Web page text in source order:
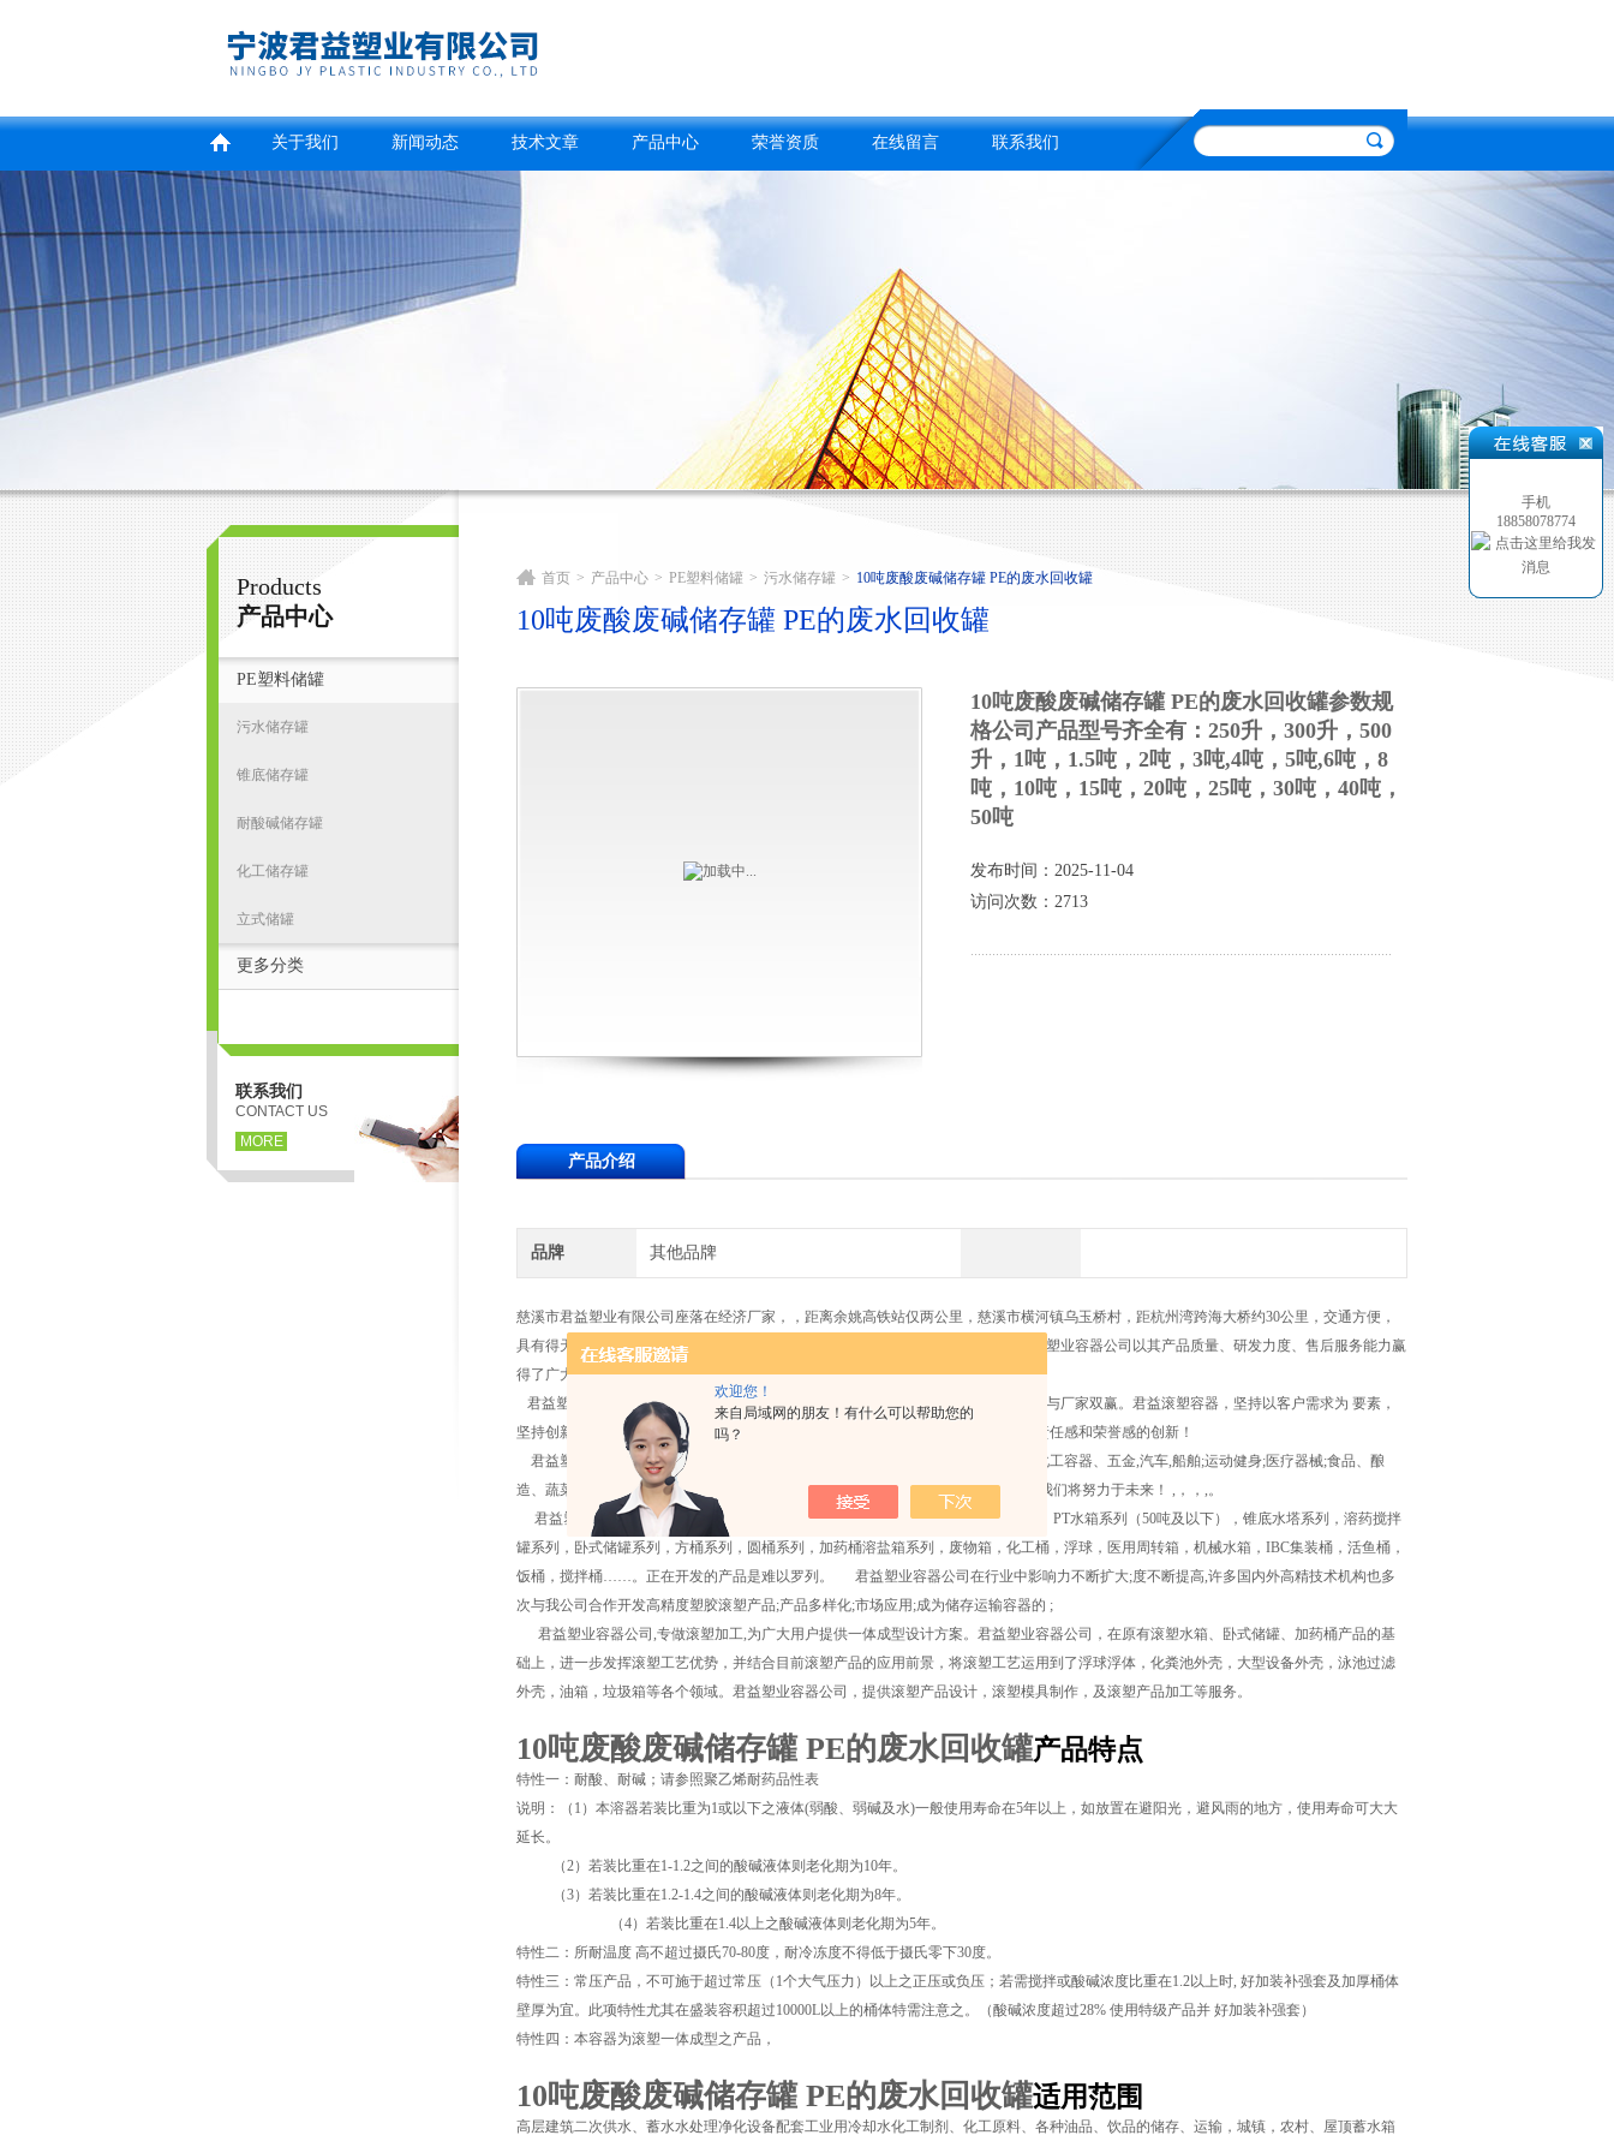
欢迎您！
来自局域网的朋友！有什么可以帮助您的
吗？
宁波君益塑业有限公司
关于我们 新闻动态 技术文章 产品中心 荣誉资质 在线留言 联系我们
Products
产品中心
PE塑料储罐
污水储存罐
锥底储存罐
耐酸碱储存罐
化工储存罐
立式储罐
更多分类
联系我们
CONTACT US
MORE
首页 > 产品中心 > PE塑料储罐 > 污水储存罐 > 10吨废酸废碱储存罐 PE的废水回收罐
10吨废酸废碱储存罐 PE的废水回收罐
10吨废酸废碱储存罐 PE的废水回收罐参数规
格公司产品型号齐全有：250升，300升，500
升，1吨，1.5吨，2吨，3吨,4吨，5吨,6吨，8
吨，10吨，15吨，20吨，25吨，30吨，40吨，
50吨
发布时间：2025-11-04
访问次数：2713
产品介绍
品牌 其他品牌
慈溪市君益塑业有限公司座落在经济厂家，，距离余姚高铁站仅两公里，慈溪市横河镇乌玉桥村，距杭州湾跨海大桥约30公里，交通方便，
具有得天独厚的地理优势。,公司引进欧洲 早的滚塑工艺和技术,自身实力雄厚，君益塑业容器公司以其产品质量、研发力度、售后服务能力赢
得了广大用户的信任。
君益塑业正致力于进一步开发新产品，致力于中国滚塑行业的世界化，致力于客户与厂家双赢。君益滚塑容器，坚持以客户需求为 要素，
坚持创新，不仅是产品的创新，是服务于该行业的创新，也是一种对于滚塑行业的责任感和荣誉感的创新！
君益塑业容器公司产品应用于高层建筑二次供水、蓄水、水处理、环保、电子、化工容器、五金,汽车,船舶;运动健身;医疗器械;食品、酿
造、蔬菜腌制冷冻、温室.园艺浇灌、纺织印染等众多行业。感谢广大用户的信赖，我们将努力于未来！ ,，，,。
君益塑业容器公司现有产品包括：浮球浮体系列，泳池过滤外壳，滚塑油箱系列，PT水箱系列（50吨及以下），锥底水塔系列，溶药搅拌
罐系列，卧式储罐系列，方桶系列，圆桶系列，加药桶溶盐箱系列，废物箱，化工桶，浮球，医用周转箱，机械水箱，IBC集装桶，活鱼桶，
饭桶，搅拌桶……。正在开发的产品是难以罗列。 君益塑业容器公司在行业中影响力不断扩大;度不断提高,许多国内外高精技术机构也多
次与我公司合作开发高精度塑胶滚塑产品;产品多样化;市场应用;成为储存运输容器的 ;
君益塑业容器公司,专做滚塑加工,为广大用户提供一体成型设计方案。君益塑业容器公司，在原有滚塑水箱、卧式储罐、加药桶产品的基
础上，进一步发挥滚塑工艺优势，并结合目前滚塑产品的应用前景，将滚塑工艺运用到了浮球浮体，化粪池外壳，大型设备外壳，泳池过滤
外壳，油箱，垃圾箱等各个领域。君益塑业容器公司，提供滚塑产品设计，滚塑模具制作，及滚塑产品加工等服务。
10吨废酸废碱储存罐 PE的废水回收罐产品特点
特性一：耐酸、耐碱；请参照聚乙烯耐药品性表
说明：（1）本溶器若装比重为1或以下之液体(弱酸、弱碱及水)一般使用寿命在5年以上，如放置在避阳光，避风雨的地方，使用寿命可大大
延长。
（2）若装比重在1-1.2之间的酸碱液体则老化期为10年。
（3）若装比重在1.2-1.4之间的酸碱液体则老化期为8年。
（4）若装比重在1.4以上之酸碱液体则老化期为5年。
特性二：所耐温度 高不超过摄氏70-80度，耐冷冻度不得低于摄氏零下30度。
特性三：常压产品，不可施于超过常压（1个大气压力）以上之正压或负压；若需搅拌或酸碱浓度比重在1.2以上时, 好加装补强套及加厚桶体
壁厚为宜。此项特性尤其在盛装容积超过10000L以上的桶体特需注意之。（酸碱浓度超过28% 使用特级产品并 好加装补强套）
特性四：本容器为滚塑一体成型之产品，
10吨废酸废碱储存罐 PE的废水回收罐适用范围
高层建筑二次供水、蓄水水处理净化设备配套工业用冷却水化工制剂、化工原料、各种油品、饮品的储存、运输，城镇，农村、屋顶蓄水箱
手机
18858078774